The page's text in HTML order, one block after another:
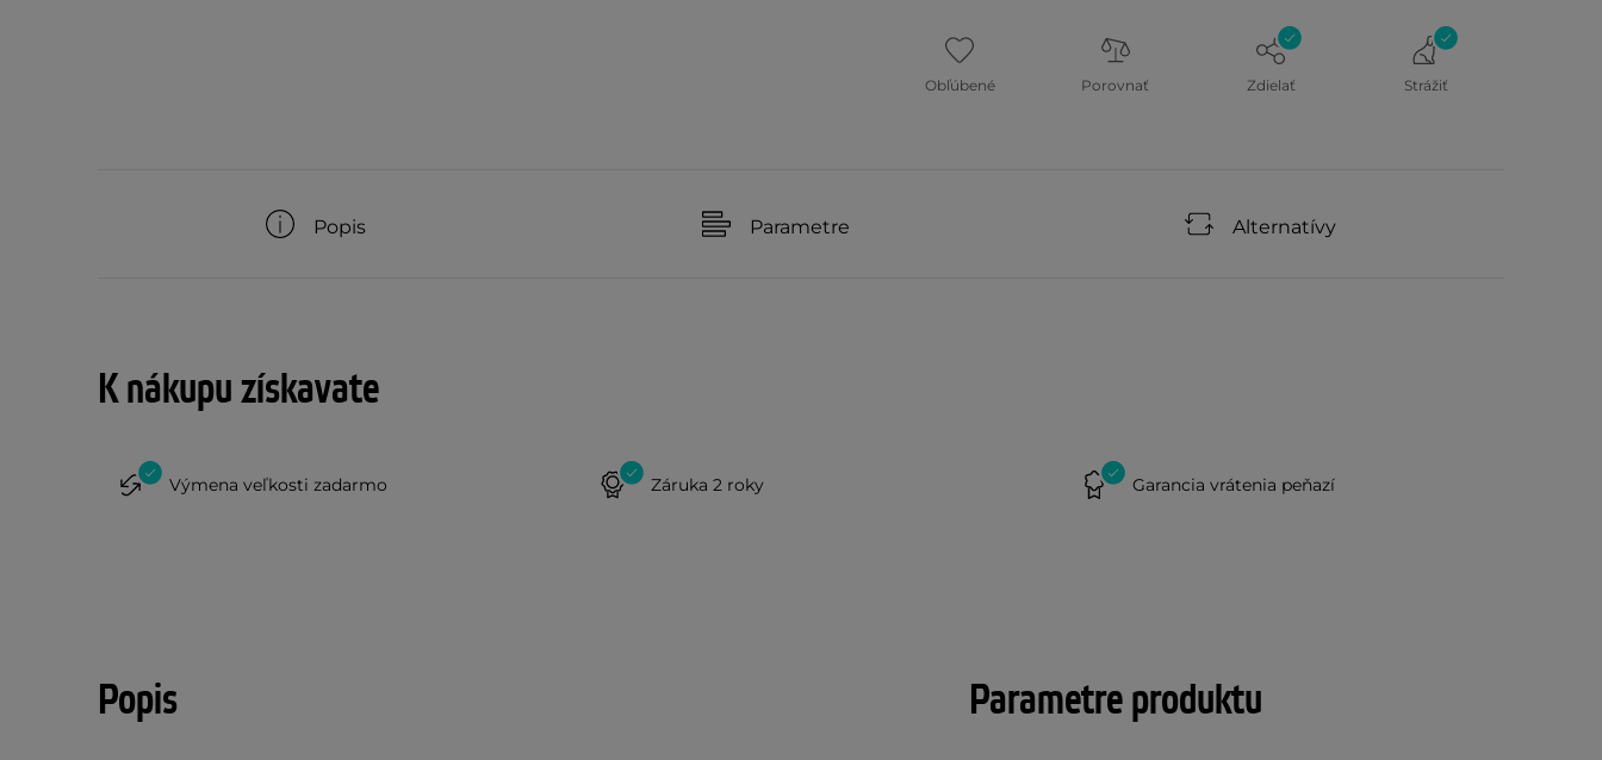
Obľúbené Porovnať Zdielať Strážiť
Popis Parametre Alternatívy
K nákupu získavate
Výmena veľkosti zadarmo Záruka 2 roky Garancia vrátenia peňazí
Popis Parametre produktu